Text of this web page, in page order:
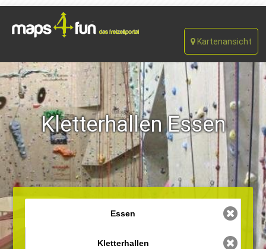
Kartenansicht
Kletterhallen Essen